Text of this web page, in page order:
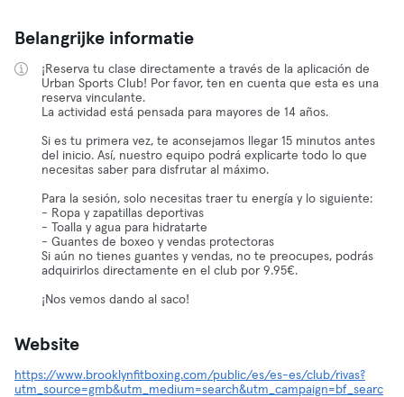
Belangrijke informatie
¡Reserva tu clase directamente a través de la aplicación de
Urban Sports Club! Por favor, ten en cuenta que esta es una
reserva vinculante.
La actividad está pensada para mayores de 14 años.
Si es tu primera vez, te aconsejamos llegar 15 minutos antes
del inicio. Así, nuestro equipo podrá explicarte todo lo que
necesitas saber para disfrutar al máximo.
Para la sesión, solo necesitas traer tu energía y lo siguiente:
- Ropa y zapatillas deportivas
- Toalla y agua para hidratarte
- Guantes de boxeo y vendas protectoras
Si aún no tienes guantes y vendas, no te preocupes, podrás
adquirirlos directamente en el club por 9.95€.
¡Nos vemos dando al saco!
Website
https://www.brooklynfitboxing.com/public/es/es-es/club/rivas?
utm_source=gmb&utm_medium=search&utm_campaign=bf_searc